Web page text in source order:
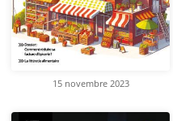
15 novembre 2023